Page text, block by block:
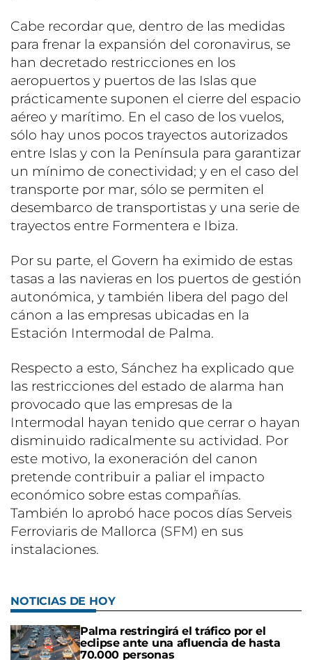
Cabe recordar que, dentro de las medidas
para frenar la expansión del coronavirus, se
han decretado restricciones en los
aeropuertos y puertos de las Islas que
prácticamente suponen el cierre del espacio
aéreo y marítimo. En el caso de los vuelos,
sólo hay unos pocos trayectos autorizados
entre Islas y con la Península para garantizar
un mínimo de conectividad; y en el caso del
transporte por mar, sólo se permiten el
desembarco de transportistas y una serie de
trayectos entre Formentera e Ibiza.
Por su parte, el Govern ha eximido de estas
tasas a las navieras en los puertos de gestión
autonómica, y también libera del pago del
cánon a las empresas ubicadas en la
Estación Intermodal de Palma.
Respecto a esto, Sánchez ha explicado que
las restricciones del estado de alarma han
provocado que las empresas de la
Intermodal hayan tenido que cerrar o hayan
disminuido radicalmente su actividad. Por
este motivo, la exoneración del canon
pretende contribuir a paliar el impacto
económico sobre estas compañías.
También lo aprobó hace pocos días Serveis
Ferroviaris de Mallorca (SFM) en sus
instalaciones.
NOTICIAS DE HOY
Palma restringirá el tráfico por el
eclipse ante una afluencia de hasta
70.000 personas